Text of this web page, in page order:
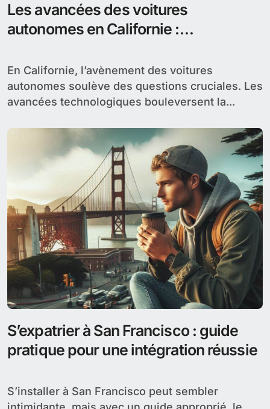
Les avancées des voitures
autonomes en Californie :
En Californie, l’avènement des voitures
autonomes soulève des questions cruciales. Les
avancées technologiques bouleversent la...
S’expatrier à San Francisco : guide
pratique pour une intégration réussie
S’installer à San Francisco peut sembler